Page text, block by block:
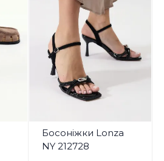
Босоніжки Lonza
NY 212728